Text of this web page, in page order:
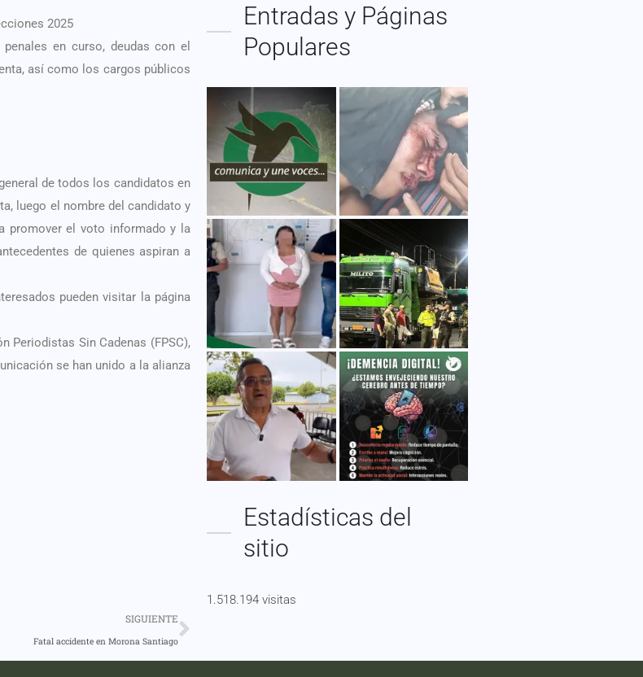
2025
en curso, deudas con el
así como los cargos públicos
de todos los candidatos en
luego el nombre del candidato y
promover el voto informado y la
de quienes aspiran a
​​pueden visitar la página
Periodistas Sin Cadenas (FPSC),
se han unido a la alianza
SIGUIENTE
Fatal accidente en Morona Santiago
Entradas y Páginas
Populares
Estadísticas del
sitio
1.518.194 visitas